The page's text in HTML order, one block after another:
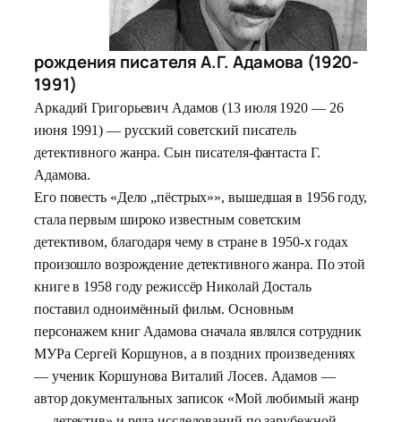
рождения писателя А.Г. Адамова (1920-
1991)
Аркадий Григорьевич Адамов (13 июля 1920 — 26
июня 1991) — русский советский писатель
детективного жанра. Сын писателя-фантаста Г.
Адамова.
Его повесть «Дело „пёстрых»», вышедшая в 1956 году,
стала первым широко известным советским
детективом, благодаря чему в стране в 1950-х годах
произошло возрождение детективного жанра. По этой
книге в 1958 году режиссёр Николай Досталь
поставил одноимённый фильм. Основным
персонажем книг Адамова сначала являлся сотрудник
МУРа Сергей Коршунов, а в поздних произведениях
— ученик Коршунова Виталий Лосев. Адамов —
автор документальных записок «Мой любимый жанр